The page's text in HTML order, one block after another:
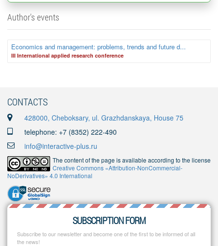
Author's events
Economics and management: problems, trends and future d...
III International applied research conference
CONTACTS
428000, Cheboksary, ul. Grazhdanskaya, House 75
telephone: +7 (8352) 222-490
info@interactive-plus.ru
The content of the page is available according to the license
Creative Commons «Attribution-NonCommercial-
NoDerivatives» 4.0 International
SUBSCRIPTION FORM
Subscribe to our newsletter and become one of the first to be informed of all
the news!